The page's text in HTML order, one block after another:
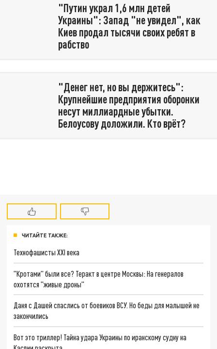
"Путин украл 1,6 млн детей
Украины": Запад "не увидел", как
Киев продал тысячи своих ребят в
рабство
"Денег нет, но вы держитесь":
Крупнейшие предприятия оборонки
несут миллиардные убытки.
Белоусову доложили. Кто врёт?
ЧИТАЙТЕ ТАКЖЕ:
Технофашисты XXI века
"Кротами" были все? Теракт в центре Москвы: На генералов
охотятся "живые дроны"
Даня с Дашей спаслись от боевиков ВСУ. Но беды для малышей не
закончились
Вот это триллер! Тайна удара Украины по иранскому судну на